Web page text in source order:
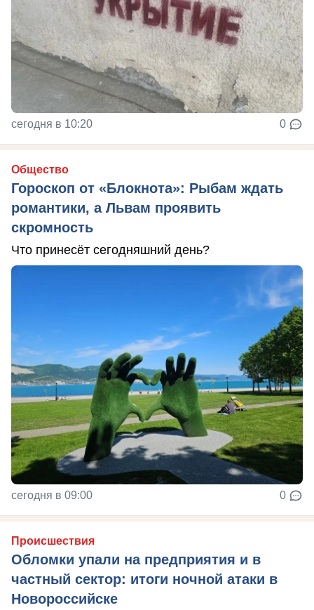
сегодня в 10:20 0
Общество
Гороскоп от «Блокнота»: Рыбам ждать
романтики, а Львам проявить
скромность
Что принесёт сегодняшний день?
сегодня в 09:00 0
Происшествия
Обломки упали на предприятия и в
частный сектор: итоги ночной атаки в
Новороссийске